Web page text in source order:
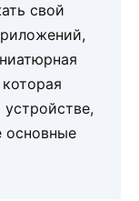
свой
основные